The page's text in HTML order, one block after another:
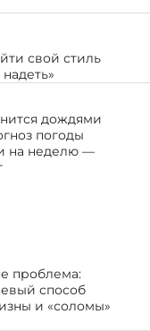
свой стиль
дождями
погоды
на неделю —
проблема:
способ
и «соломы»